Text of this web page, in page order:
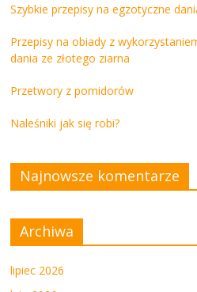
Szybkie przepisy na egzotyczne
Przepisy na obiady z
dania ze złotego ziarna
Przetwory z pomidorów
Naleśniki jak się robi?
Najnowsze komentarze
Archiwa
lipiec 2026